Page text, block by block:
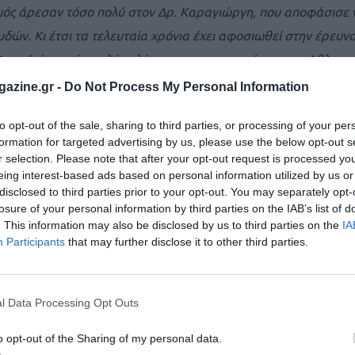
- Do Not Process My Personal Information
opt-out of the sale, sharing to third parties, or processing of your
for targeted advertising by us, please use the below opt-out
selection. Please note that after your opt-out request is processed
interest-based ads based on personal information utilized by us
to third parties prior to your opt-out. You may separately
of your personal information by third parties on the IAB’s list of
This information may also be disclosed by us to third parties on the
Participants that may further disclose it to other third parties.
Data Processing Opt Outs
opt-out of the Sharing of my personal data.
άρεσαν τόσο πολύ στον Δρ. Καραγιώργη, που αποφάσισε
Κι έτσι τα τελευταία χρόνια έχει αφοσιωθεί στην
όπου είναι πλέον λέκτορας στο αντικείμενο της
αποδεικνύοντας και επιστημονικά αυτό που
γυμναστική και παράλληλα βοηθάει ώστε να έχουμε ακόμα
μας εμπνέει και μας προσφέρει θετικό κίνητρο όταν
μουσικής με απλούς, μη επιστημονικούς όρους;
Η μουσική είναι ένα βασικό συστατικό της κοινωνικής μας
αθλητές δεν μένουν ανεπηρέαστοι μπροστά στον γνήσιο
στίχους ενός αγαπημένου κομματιού. Σύμφωνα με τα
μουσική επηρεάζει την αθλητική απόδοση:
μας είναι υπομέγιστη (δηλαδή δεν είναι εξαντλητικά